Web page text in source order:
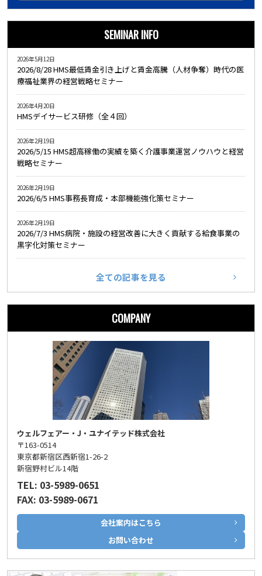
SEMINAR INFO
2026/8/28 HMS最低賃金引き上げと賃金高騰（人材争奪）時代の医
療福祉業界の経営戦略セミナー
2026年5月12日
HMSデイサービス研修（全４回）
2026年4月20日
2026/5/15 HMS超高稼働の実績を築く介護事業運営ノウハウと経営
戦略セミナー
2026年2月19日
2026/6/5 HMS事務長育成・本部機能強化策セミナー
2026年2月19日
2026/7/3 HMS病院・施設の経営改善に大きく貢献する給食事業の
黒字化対策セミナー
2026年2月19日
全ての記事を見る
COMPANY
ウェルフェアー・J・ユナイテッド株式会社
〒163-0514
東京都新宿区西新宿1-26-2
新宿野村ビル14階
TEL: 03-5989-0651
FAX: 03-5989-0671
会社案内はこちら
お問い合わせ